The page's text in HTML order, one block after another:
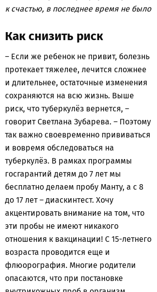
к счастью, в последнее время не было
Как снизить риск
– Если же ребенок не привит, болезнь
протекает тяжелее, лечится сложнее
и длительнее, остаточные изменения
сохраняются на всю жизнь. Выше
риск, что туберкулёз вернется, –
говорит Светлана Зубарева. – Поэтому
так важно своевременно прививаться
и вовремя обследоваться на
туберкулёз. В рамках программы
госгарантий детям до 7 лет мы
бесплатно делаем пробу Манту, а с 8
до 17 лет – диаскинтест. Хочу
акцентировать внимание на том, что
эти пробы не имеют никакого
отношения к вакцинации! С 15-летнего
возраста проводится еще и
флюорография. Многие родители
опасаются, что при постановке